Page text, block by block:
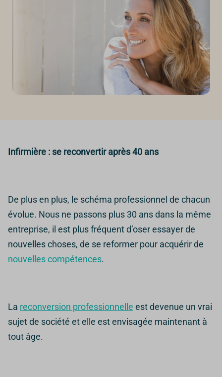
Infirmière : se reconvertir après 40 ans
De plus en plus, le schéma professionnel de chacun
évolue. Nous ne passons plus 30 ans dans la même
entreprise, il est plus fréquent d’oser essayer de
nouvelles choses, de se reformer pour acquérir de
nouvelles compétences.
La reconversion professionnelle est devenue un vrai
sujet de société et elle est envisagée maintenant à
tout âge.